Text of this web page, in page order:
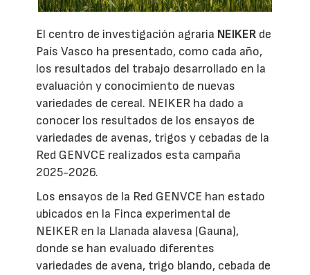
El centro de investigación agraria NEIKER de
País Vasco ha presentado, como cada año,
los resultados del trabajo desarrollado en la
evaluación y conocimiento de nuevas
variedades de cereal. NEIKER ha dado a
conocer los resultados de los ensayos de
variedades de avenas, trigos y cebadas de la
Red GENVCE realizados esta campaña
2025-2026.
Los ensayos de la Red GENVCE han estado
ubicados en la Finca experimental de
NEIKER en la Llanada alavesa (Gauna),
donde se han evaluado diferentes
variedades de avena, trigo blando, cebada de